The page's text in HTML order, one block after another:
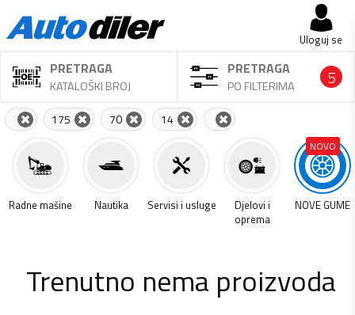
Uloguj se
PRETRAGA
KATALOŠKI BROJ
PRETRAGA
PO FILTERIMA 5
175 70 14
Radne mašine Nautika Servisi i usluge
Djelovi i
oprema
NOVO
NOVE GUME
Trenutno nema proizvoda